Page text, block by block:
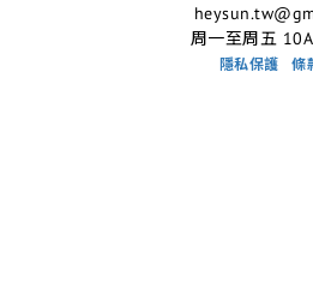
周一至周五
隱私保護 條